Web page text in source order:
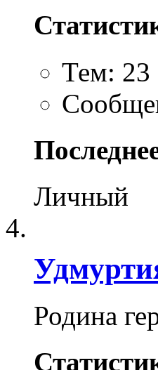
Тем: 23
Личный
Родина